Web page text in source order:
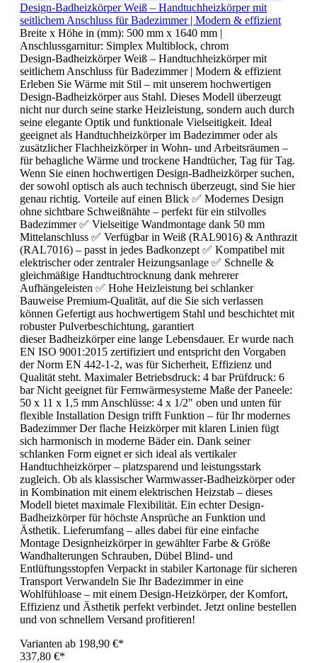
Design-Badheizkörper Weiß – Handtuchheizkörper mit
seitlichem Anschluss für Badezimmer | Modern & effizient
Breite x Höhe in (mm): 500 mm x 1640 mm |
Anschlussgarnitur: Simplex Multiblock, chrom
Design-Badheizkörper Weiß – Handtuchheizkörper mit
seitlichem Anschluss für Badezimmer | Modern & effizient
Erleben Sie Wärme mit Stil – mit unserem hochwertigen
Design-Badheizkörper aus Stahl. Dieses Modell überzeugt
nicht nur durch seine starke Heizleistung, sondern auch durch
seine elegante Optik und funktionale Vielseitigkeit. Ideal
geeignet als Handtuchheizkörper im Badezimmer oder als
zusätzlicher Flachheizkörper in Wohn- und Arbeitsräumen –
für behagliche Wärme und trockene Handtücher, Tag für Tag.
Wenn Sie einen hochwertigen Design-Badheizkörper suchen,
der sowohl optisch als auch technisch überzeugt, sind Sie hier
genau richtig. Vorteile auf einen Blick ✅ Modernes Design
ohne sichtbare Schweißnähte – perfekt für ein stilvolles
Badezimmer ✅ Vielseitige Wandmontage dank 50 mm
Mittelanschluss ✅ Verfügbar in Weiß (RAL9016) & Anthrazit
(RAL7016) – passt in jedes Badkonzept ✅ Kompatibel mit
elektrischer oder zentraler Heizungsanlage ✅ Schnelle &
gleichmäßige Handtuchtrocknung dank mehrerer
Aufhängeleisten ✅ Hohe Heizleistung bei schlanker
Bauweise Premium-Qualität, auf die Sie sich verlassen
können Gefertigt aus hochwertigem Stahl und beschichtet mit
robuster Pulverbeschichtung, garantiert
dieser Badheizkörper eine lange Lebensdauer. Er wurde nach
EN ISO 9001:2015 zertifiziert und entspricht den Vorgaben
der Norm EN 442-1-2, was für Sicherheit, Effizienz und
Qualität steht. Maximaler Betriebsdruck: 4 bar Prüfdruck: 6
bar Nicht geeignet für Fernwärmesysteme Maße der Paneele:
50 x 11 x 1,5 mm Anschlüsse: 4 x 1/2" oben und unten für
flexible Installation Design trifft Funktion – für Ihr modernes
Badezimmer Der flache Heizkörper mit klaren Linien fügt
sich harmonisch in moderne Bäder ein. Dank seiner
schlanken Form eignet er sich ideal als vertikaler
Handtuchheizkörper – platzsparend und leistungsstark
zugleich. Ob als klassischer Warmwasser-Badheizkörper oder
in Kombination mit einem elektrischen Heizstab – dieses
Modell bietet maximale Flexibilität. Ein echter Design-
Badheizkörper für höchste Ansprüche an Funktion und
Ästhetik. Lieferumfang – alles dabei für eine einfache
Montage Designheizkörper in gewählter Farbe & Größe
Wandhalterungen Schrauben, Dübel Blind- und
Entlüftungsstopfen Verpackt in stabiler Kartonage für sicheren
Transport Verwandeln Sie Ihr Badezimmer in eine
Wohlfühloase – mit einem Design-Heizkörper, der Komfort,
Effizienz und Ästhetik perfekt verbindet. Jetzt online bestellen
und von schnellem Versand profitieren!
Varianten ab 198,90 €*
337,80 €*